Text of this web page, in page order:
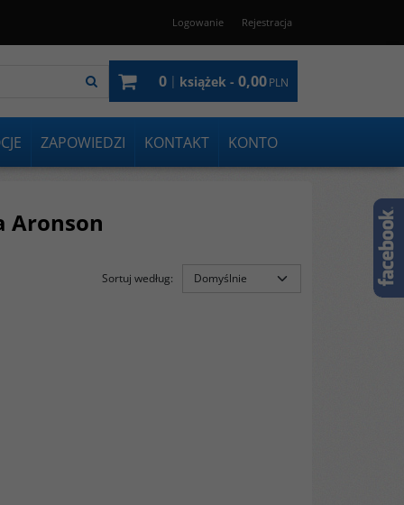
Logowanie Rejestracja
0 | książek - 0,00PLN
ZAPOWIEDZI KONTAKT KONTO
Aronson
Sortuj według: